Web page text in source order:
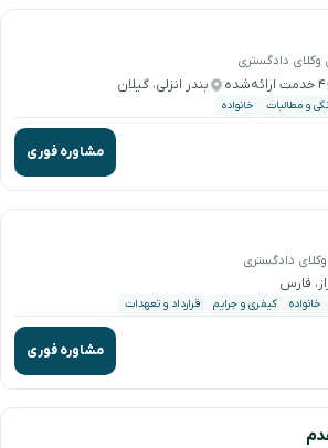
وکلای دادگستری
۴ خدمت ارائه‌شده بندر انزلی، گیلان
و مطالبات خانواده
مشاوره فوری
وکلای دادگستری
فارس
خانواده کیفری و جرایم قرارداد و تعهدات
مشاوره فوری